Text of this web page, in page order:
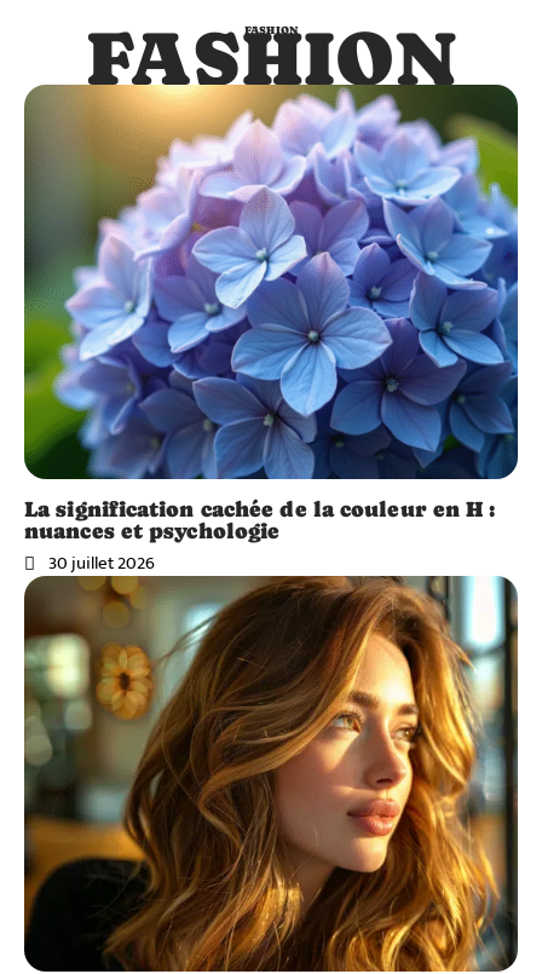
FASHION
FASHION
La signification cachée de la couleur en H :
nuances et psychologie
30 juillet 2026